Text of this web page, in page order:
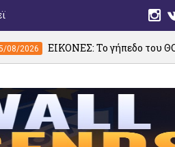
Το γήπεδο του ΘΟΪ… έβραζε!